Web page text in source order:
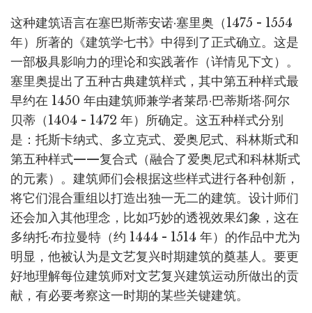
这种建筑语言在塞巴斯蒂安诺·塞里奥（1475 - 1554
年）所著的《建筑学七书》中得到了正式确立。这是
一部极具影响力的理论和实践著作（详情见下文）。
塞里奥提出了五种古典建筑样式，其中第五种样式最
早约在 1450 年由建筑师兼学者莱昂·巴蒂斯塔·阿尔
贝蒂（1404 - 1472 年）所确定。这五种样式分别
是：托斯卡纳式、多立克式、爱奥尼式、科林斯式和
第五种样式——复合式（融合了爱奥尼式和科林斯式
的元素）。建筑师们会根据这些样式进行各种创新，
将它们混合重组以打造出独一无二的建筑。设计师们
还会加入其他理念，比如巧妙的透视效果幻象，这在
多纳托·布拉曼特（约 1444 - 1514 年）的作品中尤为
明显，他被认为是文艺复兴时期建筑的奠基人。要更
好地理解每位建筑师对文艺复兴建筑运动所做出的贡
献，有必要考察这一时期的某些关键建筑。